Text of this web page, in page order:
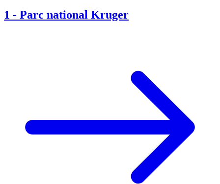
1 - Parc national Kruger